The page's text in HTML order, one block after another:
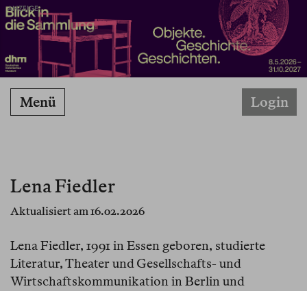
ANZEIGE
Menü Login
Lena Fiedler
Aktualisiert am 16.02.2026
Lena Fiedler, 1991 in Essen geboren, studierte
Literatur, Theater und Gesellschafts- und
Wirtschaftskommunikation in Berlin und